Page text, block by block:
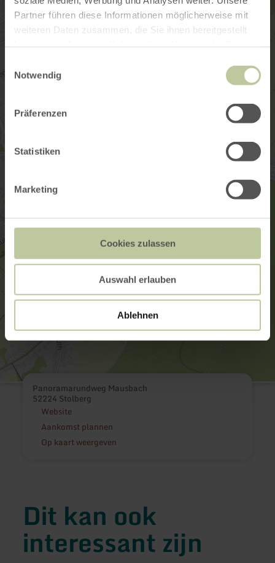
Partner führen diese Informationen möglicherweise mit
weiteren Daten zusammen, die Sie ihnen bereitgestellt
Notwendig
Präferenzen
Statistiken
Marketing
Cookies zulassen
Auswahl erlauben
Ablehnen
Panoramarundweg Mausbach
52224 Stolberg
Website
Aankomst plannen
Op kaart weergeven
Dit kan ook
interessant zijn